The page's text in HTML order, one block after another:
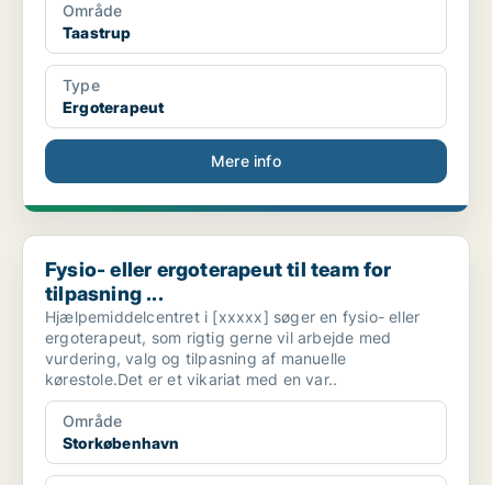
Område
Taastrup
Type
Ergoterapeut
Mere info
Fysio- eller ergoterapeut til team for tilpasning ...
Fysio- eller ergoterapeut til team for
tilpasning ...
Hjælpemiddelcentret i [xxxxx] søger en fysio- eller
ergoterapeut, som rigtig gerne vil arbejde med
vurdering, valg og tilpasning af manuelle
kørestole.Det er et vikariat med en var..
Område
Storkøbenhavn